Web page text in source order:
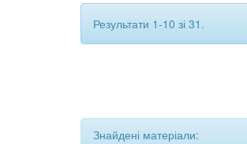
Результати 1-10 зі 31.
Знайдені матеріали: